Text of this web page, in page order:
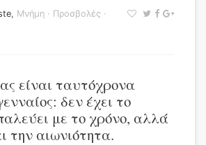
, Μνήμη · Προσβολές ·
είναι ταυτόχρονα
δεν έχει το
με το χρόνο, αλλά
την αιωνιότητα.